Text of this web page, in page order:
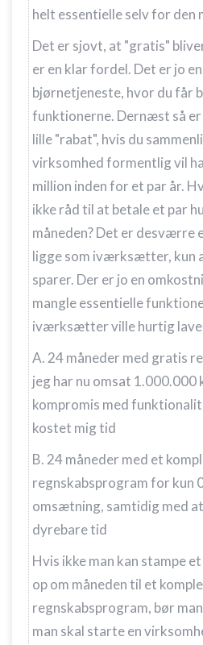
helt essentielle selv for den
Det er sjovt, at "gratis"
er en klar fordel. Det er jo
bjørnetjeneste, hvor du får
funktionerne. Dernæst så
lille "rabat", hvis du
virksomhed formentlig vil
million inden for et par år.
ikke råd til at betale et par
måneden? Det er
ligge som iværksætter, kun
sparer. Der er jo en
mangle essentielle
iværksætter ville hurtig
A. 24 måneder med gratis
jeg har nu omsat 1.000.000
kompromis med
kostet mig tid
B. 24 måneder med et
regnskabsprogram for kun
omsætning, samtidig med
dyrebare tid
Hvis ikke man kan stampe
op om måneden til et
regnskabsprogram, bør
man skal starte en